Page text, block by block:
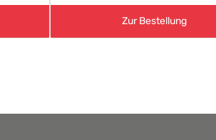
Zur Bestellung